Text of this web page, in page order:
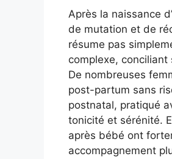
Après la naissance
de mutation et de
résume pas
complexe,
De nombreuses
post-partum sans
postnatal, pratiqué
tonicité et sérénité.
après bébé ont
accompagnement